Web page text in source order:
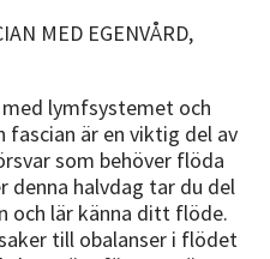
MED EGENVÅRD,
lymfsystemet och
fascian är en viktig del av
som behöver flöda
denna halvdag tar du del
och lär känna ditt flöde.
till obalanser i flödet